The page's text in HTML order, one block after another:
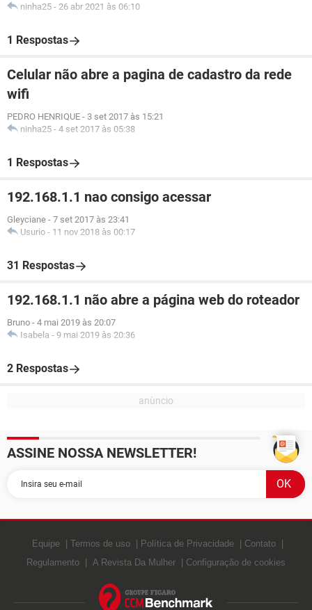
ninha25 - 26 abr 2021 às 06:10
1 Respostas
Celular não abre a pagina de cadastro da rede
wifi
PEDRO HENRIQUE - 3 set 2017 às 15:21
ninha25 - 4 set 2017 às 05:38
1 Respostas
192.168.1.1 nao consigo acessar
Gleyciane - 7 set 2017 às 23:41
Usurio - 11 nov 2018 às 00:17
31 Respostas
192.168.1.1 não abre a página web do roteador
Bruno - 4 mai 2019 às 20:07
Isabela - 9 mai 2019 às 20:36
2 Respostas
ASSINE NOSSA NEWSLETTER!
Equipe Termos de uso Política de Privacidade
Contato
Regulamento
A Revista Da Mulher Configuração de cookies